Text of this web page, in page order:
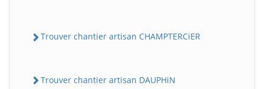
Trouver chantier artisan CHAMPTERCiER
Trouver chantier artisan DAUPHiN